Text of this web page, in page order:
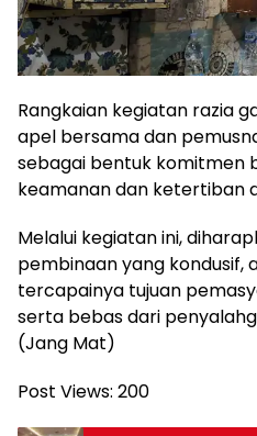
Rangkaian kegiatan razia
apel bersama dan
sebagai bentuk komitmen
keamanan dan ketertiban
Melalui kegiatan ini,
pembinaan yang kondusif,
tercapainya tujuan
serta bebas dari
(Jang Mat)
Post Views: 200